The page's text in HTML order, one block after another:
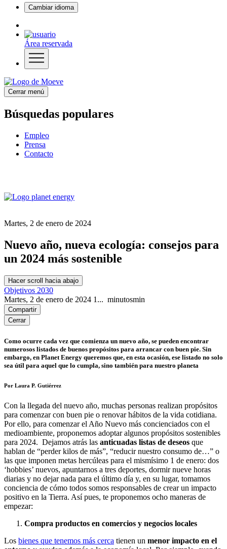
Cambiar idioma
Área reservada
Cerrar menú
Búsquedas populares
Empleo
Prensa
Contacto
Martes, 2 de enero de 2024
Nuevo año, nueva ecología: consejos para
un 2024 más sostenible
Hacer scroll hacia abajo
Objetivos 2030
Martes, 2 de enero de 2024 1... minutosmin
Compartir
Cerrar
Como ocurre cada vez que comienza un nuevo año, se pueden encontrar
numerosos listados de buenos propósitos para arrancar con buen pie. Sin
embargo, en Planet Energy queremos que, en esta ocasión, ese listado no solo
sea útil para aquel que lo cumpla, sino también para nuestro planeta
Por Laura P. Gutiérrez
Con la llegada del nuevo año, muchas personas realizan propósitos
para comenzar con buen pie o renovar hábitos de la vida cotidiana.
Por ello, para comenzar el Año Nuevo más concienciados con el
medioambiente, proponemos adoptar algunos propósitos sostenibles
para 2024. Dejamos atrás las anticuadas listas de deseos que
hablan de “perder kilos de más”, “reducir nuestro consumo de…” o
las que imponen metas hercúleas para el mismísimo 1 de enero: dos
‘hobbies’ nuevos, apuntarnos a tres deportes, dormir nueve horas
diarias y no dejar nada para el último día y, en su lugar, tomamos
conciencia de cómo todos somos responsables de crear un impacto
positivo en la Tierra. Así pues, te proponemos ocho maneras de
empezar:
Compra productos en comercios y negocios locales
Los bienes que tenemos más cerca tienen un menor impacto en el